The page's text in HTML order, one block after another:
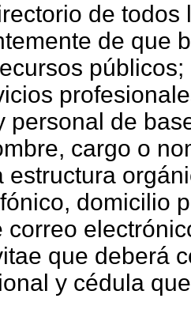
de
de que
personal de
cargo o
estructura
domicilio
correo
que deberá
y cédula